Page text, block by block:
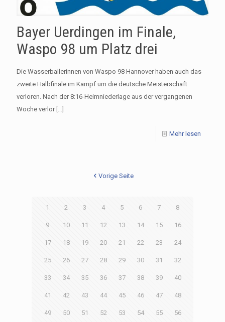
Bayer Uerdingen im Finale,
Waspo 98 um Platz drei
Die Wasserballerinnen von Waspo 98 Hannover haben auch das
zweite Halbfinale im Kampf um die deutsche Meisterschaft
verloren. Nach der 8:16-Heimniederlage aus der vergangenen
Woche verlor[…]
Mehr lesen
Vorige Seite
1 2 3 4 5 6 7 8
9 10 11 12 13 14 15 16
17 18 19 20 21 22 23 24
25 26 27 28 29 30 31 32
33 34 35 36 37 38 39 40
41 42 43 44 45 46 47 48
49 50 51 52 53 54 55 56